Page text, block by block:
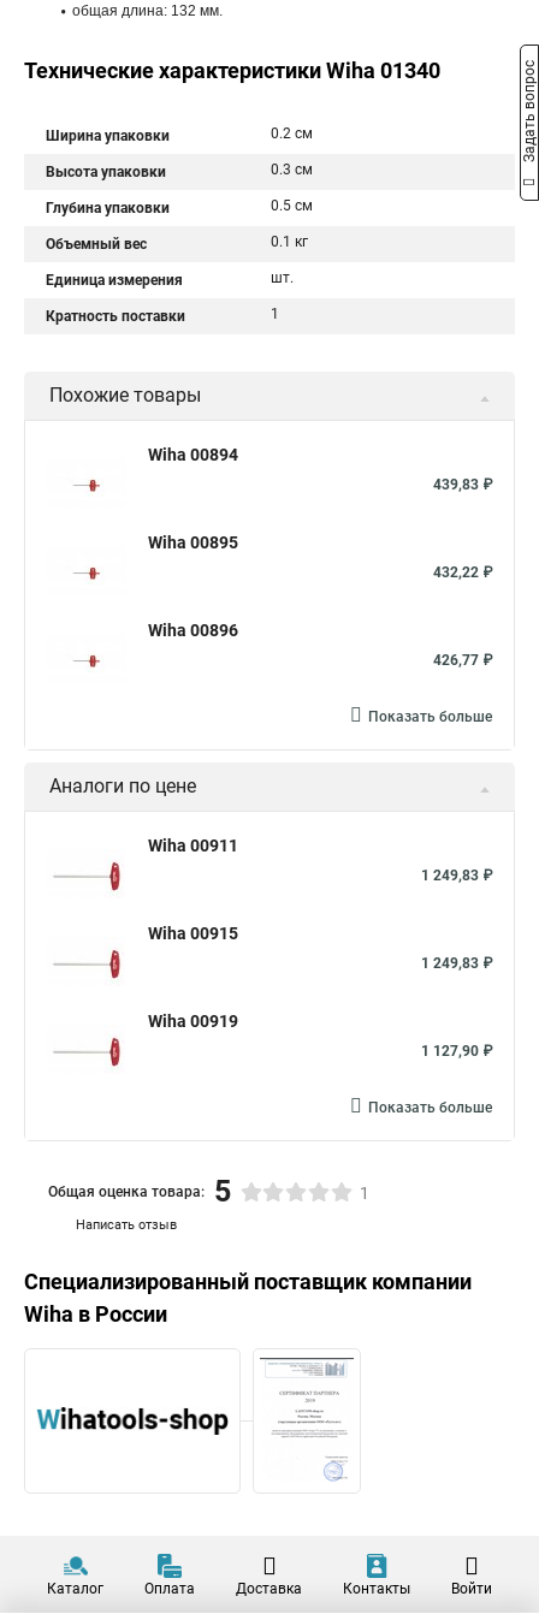
общая длина: 132 мм.
Технические характеристики Wiha 01340
Ширина упаковки 0.2 см
Высота упаковки 0.3 см
Глубина упаковки 0.5 см
Объемный вес 0.1 кг
Единица измерения шт.
Кратность поставки 1
Похожие товары
Wiha 00894
439,83 ₽
Wiha 00895
432,22 ₽
Wiha 00896
426,77 ₽
Показать больше
Аналоги по цене
Wiha 00911
1 249,83 ₽
Wiha 00915
1 249,83 ₽
Wiha 00919
1 127,90 ₽
Показать больше
Написать отзыв
Общая оценка товара: 5 1
Специализированный поставщик компании
Wiha в России
Каталог Оплата Доставка Контакты Войти
Задать вопрос